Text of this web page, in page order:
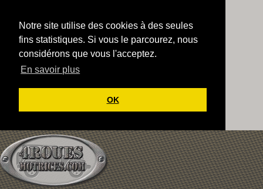
Notre site utilise des cookies à des seules
fins statistiques. Si vous le parcourez, nous
considérons que vous l'acceptez.
En savoir plus
OK